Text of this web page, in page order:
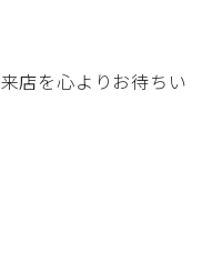
店を心よりお待ちい